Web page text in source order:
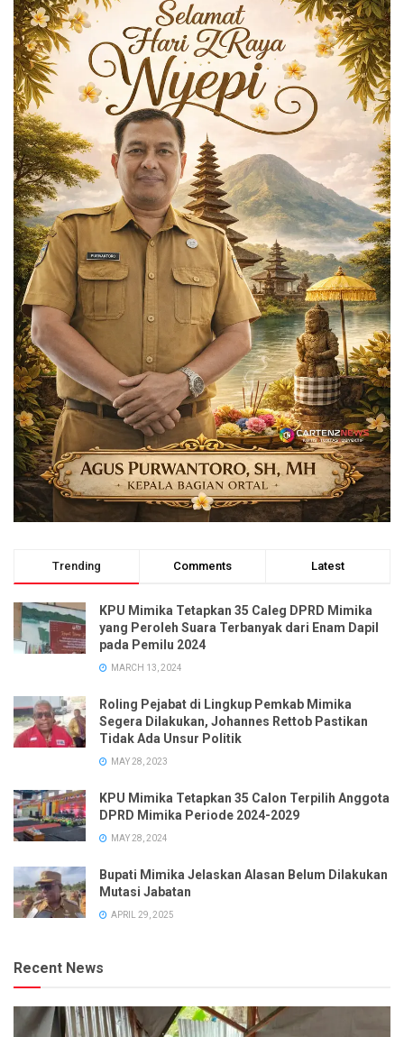
Trending Comments Latest
KPU Mimika Tetapkan 35 Caleg DPRD Mimika
yang Peroleh Suara Terbanyak dari Enam Dapil
pada Pemilu 2024
MARCH 13, 2024
Roling Pejabat di Lingkup Pemkab Mimika
Segera Dilakukan, Johannes Rettob Pastikan
Tidak Ada Unsur Politik
MAY 28, 2023
KPU Mimika Tetapkan 35 Calon Terpilih Anggota
DPRD Mimika Periode 2024-2029
MAY 28, 2024
Bupati Mimika Jelaskan Alasan Belum Dilakukan
Mutasi Jabatan
APRIL 29, 2025
Recent News